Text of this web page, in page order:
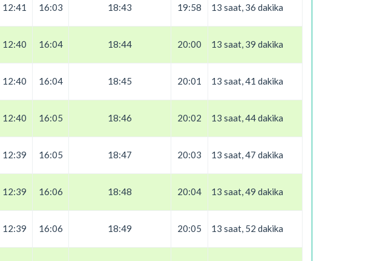
12:41 16:03 18:43 19:58 13 saat, 36 dakika
12:40 16:04 18:44 20:00 13 saat, 39 dakika
12:40 16:04 18:45 20:01 13 saat, 41 dakika
12:40 16:05 18:46 20:02 13 saat, 44 dakika
12:39 16:05 18:47 20:03 13 saat, 47 dakika
12:39 16:06 18:48 20:04 13 saat, 49 dakika
12:39 16:06 18:49 20:05 13 saat, 52 dakika